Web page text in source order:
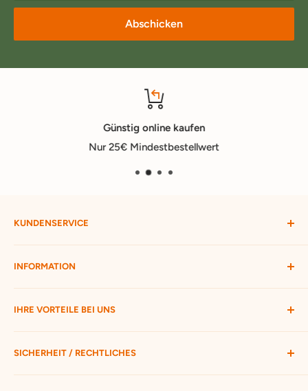
Abschicken
Günstig online kaufen
Nur 25€ Mindestbestellwert
KUNDENSERVICE
Mein Konto
Widerruf starten
Bestellung verfolgen
Passwort vergessen
Kontakt
INFORMATION
Versandbedingungen
Ratgeber
Hofmax stellt sich vor
IHRE VORTEILE BEI UNS
ca. 3.500 Produkte zur Auswahl
Nur 25 € Mindestbestellwert
Schneller Versand mit DHL
SICHERHEIT / RECHTLICHES
Unsere AGB